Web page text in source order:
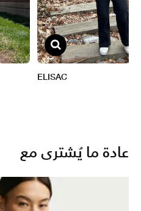
عادة ما يُشترى مع